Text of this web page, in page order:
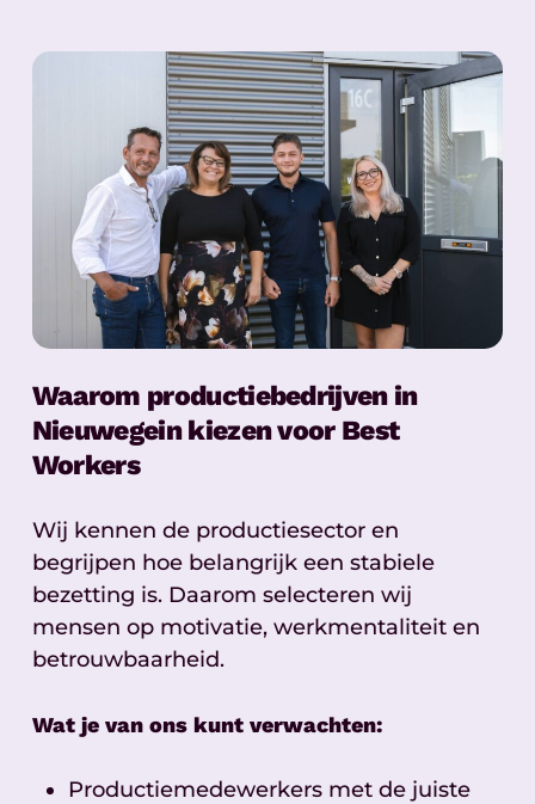
Waarom productiebedrijven in
Nieuwegein kiezen voor Best
Workers
Wij kennen de productiesector en
begrijpen hoe belangrijk een stabiele
bezetting is. Daarom selecteren wij
mensen op motivatie, werkmentaliteit en
betrouwbaarheid.
Wat je van ons kunt verwachten:
Productiemedewerkers met de juiste